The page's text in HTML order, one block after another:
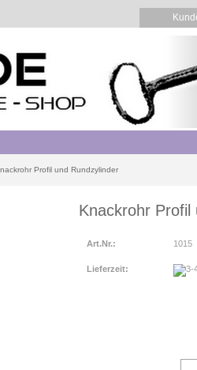
Profil und Rundzylinder
Knackrohr Profil
Art.Nr.: 1015
Lieferzeit: